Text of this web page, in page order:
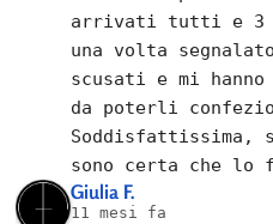
arrivati tutti e 3
una volta
scusati e mi
da poterli
Soddisfattissima,
sono certa che lo
Giulia F.
11 mesi fa